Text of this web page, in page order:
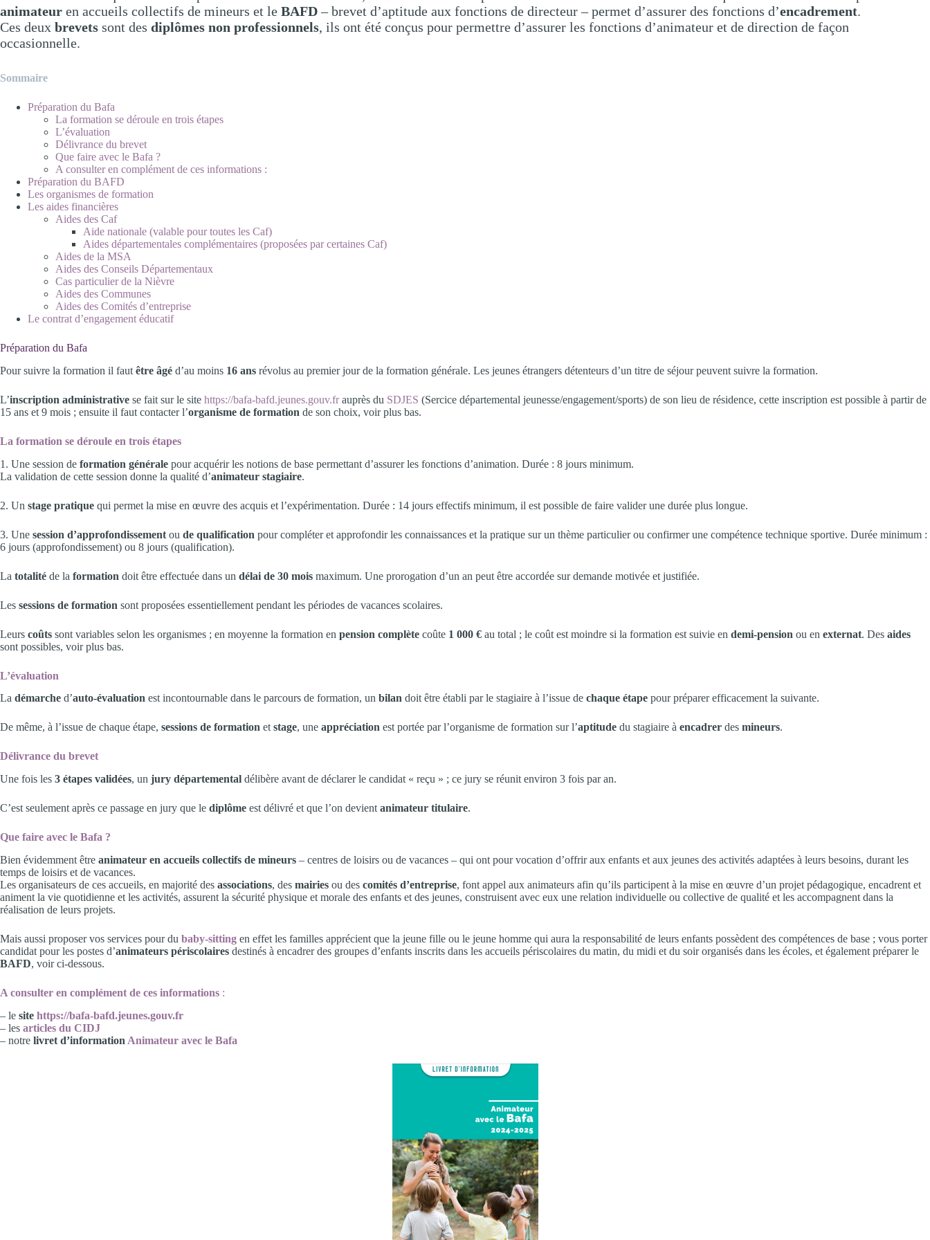
animateur en accueils collectifs de mineurs et le BAFD– brevet d’aptitude aux fonctions de directeur – permet d’assurer des fonctions d’encadrement.
Ces deux brevets sont des diplômes non professionnels, ils ont été conçus pour permettre d’assurer les fonctions d’animateur et de direction de façon
occasionnelle.
Sommaire
Préparation du Bafa
La formation se déroule en trois étapes
L’évaluation
Délivrance du brevet
Que faire avec le Bafa ?
A consulter en complément de ces informations :
Préparation du BAFD
Les organismes de formation
Les aides financières
Aides des Caf
Aide nationale (valable pour toutes les Caf)
Aides départementales complémentaires (proposées par certaines Caf)
Aides de la MSA
Aides des Conseils Départementaux
Cas particulier de la Nièvre
Aides des Communes
Aides des Comités d’entreprise
Le contrat d’engagement éducatif
Préparation du Bafa
Pour suivre la formation il faut être âgé d’au moins 16 ans révolus au premier jour de la formation générale. Les jeunes étrangers détenteurs d’un titre de séjour peuvent suivre la formation.
L’inscription administrative se fait sur le site https://bafa-bafd.jeunes.gouv.frauprès du SDJES (Sercice départemental jeunesse/engagement/sports) de son lieu de résidence, cette inscription est possible à partir de
15 ans et 9 mois ; ensuite il faut contacter l’organisme de formation de son choix, voir plus bas.
La formation se déroule en trois étapes
1. Une session de formation générale pour acquérir les notions de base permettant d’assurer les fonctions d’animation. Durée : 8 jours minimum.
La validation de cette session donne la qualité d’animateur stagiaire.
2. Un stage pratique qui permet la mise en œuvre des acquis et l’expérimentation. Durée : 14 jours effectifs minimum, il est possible de faire valider une durée plus longue.
3. Une session d’approfondissement ou de qualification pour compléter et approfondir les connaissances et la pratique sur un thème particulier ou confirmer une compétence technique sportive. Durée minimum :
6 jours (approfondissement) ou 8 jours (qualification).
La totalité de la formation doit être effectuée dans un délai de 30 mois maximum. Une prorogation d’un an peut être accordée sur demande motivée et justifiée.
Les sessions de formation sont proposées essentiellement pendant les périodes de vacances scolaires.
Leurs coûts sont variables selon les organismes ; en moyenne la formation en pension complète coûte 1 000 € au total ; le coût est moindre si la formation est suivie en demi-pension ou en externat. Des aides
sont possibles, voir plus bas.
L’évaluation
La démarche d’auto-évaluation est incontournable dans le parcours de formation, un bilan doit être établi par le stagiaire à l’issue de chaque étape pour préparer efficacement la suivante.
De même, à l’issue de chaque étape, sessions de formation et stage, une appréciation est portée par l’organisme de formation sur l’aptitude du stagiaire à encadrer des mineurs.
Délivrance du brevet
Une fois les 3 étapes validées, un jury départemental délibère avant de déclarer le candidat « reçu » ; ce jury se réunit environ 3 fois par an.
C’est seulement après ce passage en jury que le diplôme est délivré et que l’on devient animateur titulaire.
Que faire avec le Bafa ?
Bien évidemment être animateur en accueils collectifs de mineurs – centres de loisirs ou de vacances – qui ont pour vocation d’offrir aux enfants et aux jeunes des activités adaptées à leurs besoins, durant les
temps de loisirs et de vacances.
Les organisateurs de ces accueils, en majorité des associations, des mairies ou des comités d’entreprise, font appel aux animateurs afin qu’ils participent à la mise en œuvre d’un projet pédagogique, encadrent et
animent la vie quotidienne et les activités, assurent la sécurité physique et morale des enfants et des jeunes, construisent avec eux une relation individuelle ou collective de qualité et les accompagnent dans la
réalisation de leurs projets.
Mais aussi proposer vos services pour du baby-sitting en effet les familles apprécient que la jeune fille ou le jeune homme qui aura la responsabilité de leurs enfants possèdent des compétences de base ; vous porter
candidat pour les postes d’animateurs périscolaires destinés à encadrer des groupes d’enfants inscrits dans les accueils périscolaires du matin, du midi et du soir organisés dans les écoles, et également préparer le
BAFD, voir ci-dessous.
A consulter en complément de ces informations :
– le site https://bafa-bafd.jeunes.gouv.fr
– les articles du CIDJ
– notre livret d’information Animateur avec le Bafa